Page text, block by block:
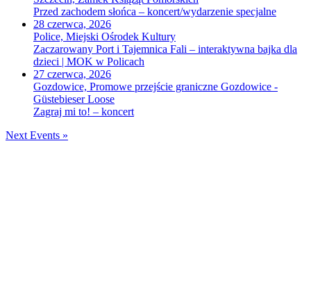
Przed zachodem słońca – koncert/wydarzenie specjalne
28 czerwca, 2026
Police, Miejski Ośrodek Kultury
Zaczarowany Port i Tajemnica Fali – interaktywna bajka dla
dzieci | MOK w Policach
27 czerwca, 2026
Gozdowice, Promowe przejście graniczne Gozdowice -
Güstebieser Loose
Zagraj mi to! – koncert
Next Events »